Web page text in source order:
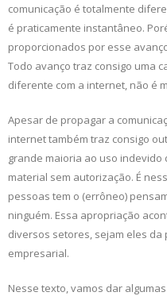
comunicação é totalmente
é praticamente instantâneo.
proporcionados por esse
Todo avanço traz consigo uma
diferente com a internet, não é
Apesar de propagar a
internet também traz consigo
grande maioria ao uso
material sem autorização. É
pessoas tem o (errôneo)
ninguém. Essa apropriação
diversos setores, sejam eles
empresarial.
Nesse texto, vamos dar